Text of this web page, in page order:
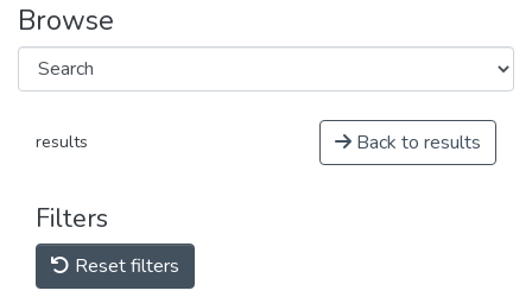
Browse
results Back to results
Filters
Reset filters